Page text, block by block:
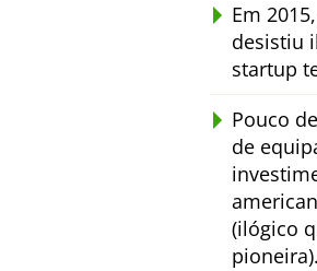
Em
desistiu
startup
Pouco
de
(ilógico
pioneira).